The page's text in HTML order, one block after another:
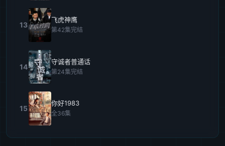
13
飞虎神鹰
第42集完结
14
守诚者普通话
第24集完结
15
你好1983
全36集